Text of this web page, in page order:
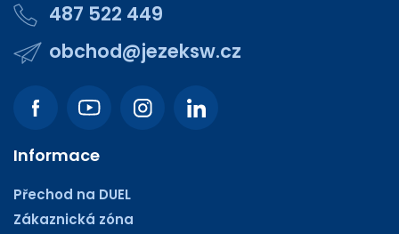
487 522 449
obchod@jezeksw.cz
Informace
Přechod na DUEL
Zákaznická zóna